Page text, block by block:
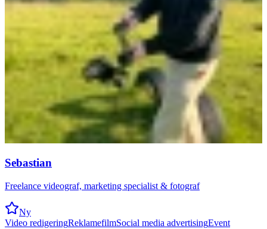
Sebastian
Freelance videograf, marketing specialist & fotograf
Ny
Video redigeringReklamefilmSocial media advertisingEvent